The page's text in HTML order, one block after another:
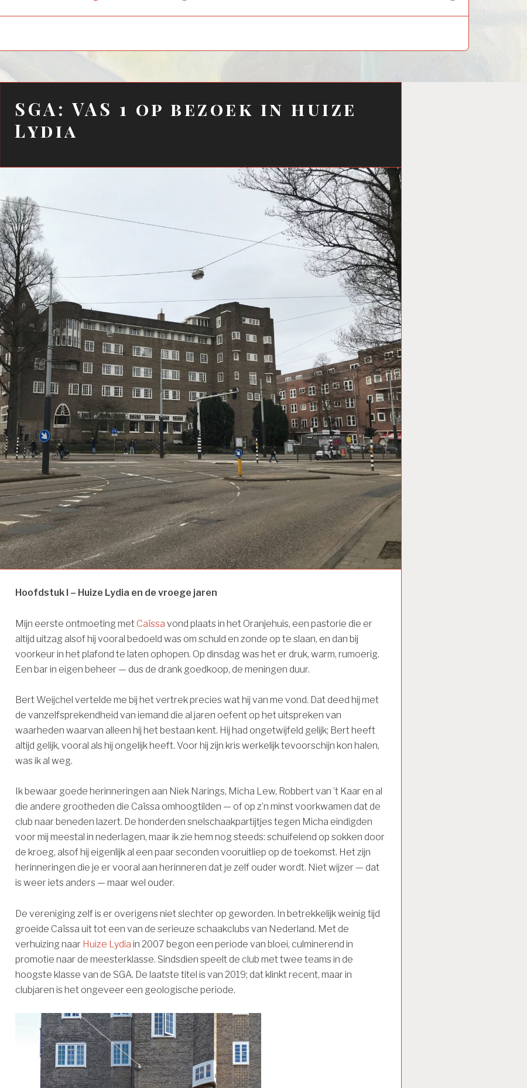
menu
menu
SGA: VAS 1 op bezoek in huize
Lydia
Hoofdstuk I – Huize Lydia en de vroege jaren
Mijn eerste ontmoeting met Caïssa vond plaats in het Oranjehuis, een pastorie die er
altijd uitzag alsof hij vooral bedoeld was om schuld en zonde op te slaan, en dan bij
voorkeur in het plafond te laten ophopen. Op dinsdag was het er druk, warm, rumoerig.
Een bar in eigen beheer — dus de drank goedkoop, de meningen duur.
Bert Weijchel vertelde me bij het vertrek precies wat hij van me vond. Dat deed hij met
de vanzelfsprekendheid van iemand die al jaren oefent op het uitspreken van
waarheden waarvan alleen hij het bestaan kent. Hij had ongetwijfeld gelijk; Bert heeft
altijd gelijk, vooral als hij ongelijk heeft. Voor hij zijn kris werkelijk tevoorschijn kon halen,
was ik al weg.
Ik bewaar goede herinneringen aan Niek Narings, Micha Lew, Robbert van ’t Kaar en al
die andere grootheden die Caïssa omhoogtilden — of op z’n minst voorkwamen dat de
club naar beneden lazert. De honderden snelschaakpartijtjes tegen Micha eindigden
voor mij meestal in nederlagen, maar ik zie hem nog steeds: schuifelend op sokken door
de kroeg, alsof hij eigenlijk al een paar seconden vooruitliep op de toekomst. Het zijn
herinneringen die je er vooral aan herinneren dat je zelf ouder wordt. Niet wijzer — dat
is weer iets anders — maar wel ouder.
De vereniging zelf is er overigens niet slechter op geworden. In betrekkelijk weinig tijd
groeide Caïssa uit tot een van de serieuze schaakclubs van Nederland. Met de
verhuizing naar Huize Lydia in 2007 begon een periode van bloei, culminerend in
promotie naar de meesterklasse. Sindsdien speelt de club met twee teams in de
hoogste klasse van de SGA. De laatste titel is van 2019; dat klinkt recent, maar in
clubjaren is het ongeveer een geologische periode.